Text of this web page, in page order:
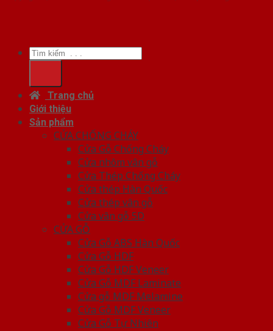
Tìm
kiếm:
Trang chủ
Giới thiệu
Sản phẩm
CỬA CHỐNG CHÁY
Cửa Gỗ Chống Cháy
Cửa nhôm vân gỗ
Cửa Thép Chống Cháy
Cửa thép Hàn Quốc
Cửa thép vân gỗ
Cửa vân gỗ 5D
CỬA GỖ
Cửa Gỗ ABS Hàn Quốc
Cửa Gỗ HDF
Cửa Gỗ HDF Veneer
Cửa Gỗ MDF Laminate
Cửa gỗ MDF Melamine
Cửa Gỗ MDF Veneer
Cửa Gỗ Tự Nhiên